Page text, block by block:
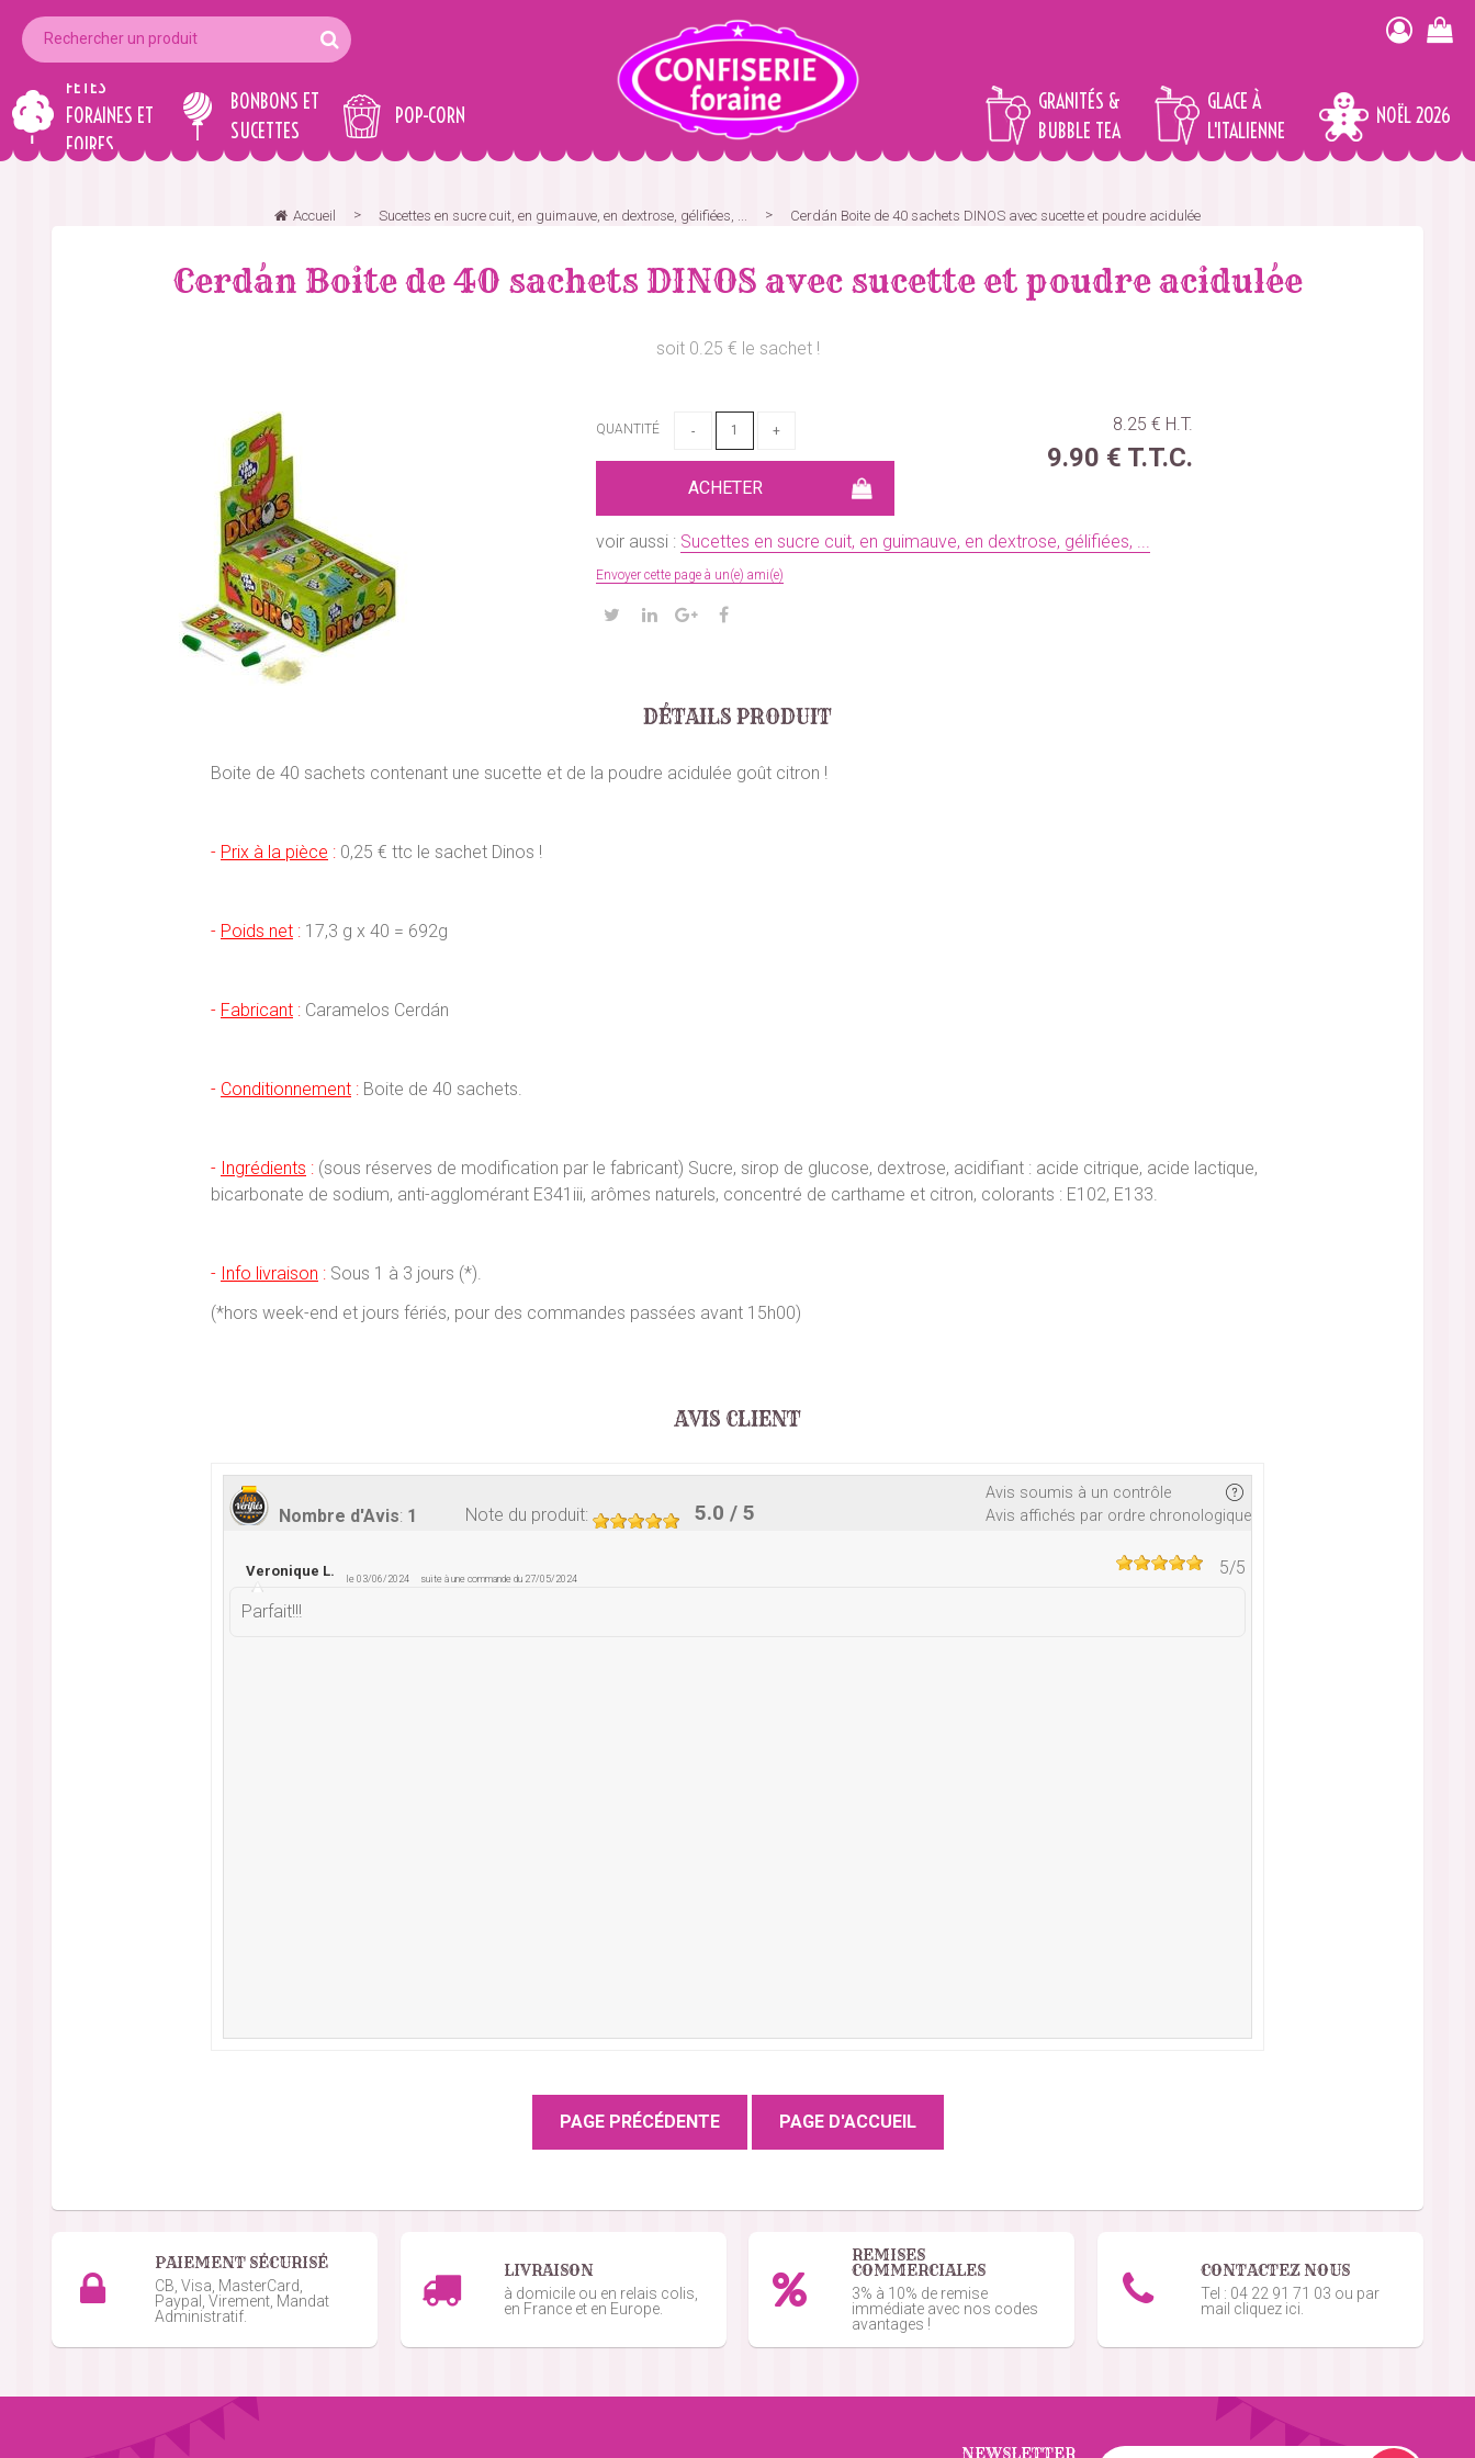
FÊTES
FORAINES ET
FOIRES
BONBONS ET
SUCETTES
POP-CORN
GRANITÉS &
BUBBLE TEA
GLACE À
L'ITALIENNE
NOËL 2026
Accueil Sucettes en sucre cuit, en guimauve, en dextrose, gélifiées, ... Cerdán Boite de 40 sachets DINOS avec sucette et poudre acidulée
Cerdán Boite de 40 sachets DINOS avec sucette et poudre acidulée
soit 0.25 € le sachet !
8 .25 € H.T.
9.90 € T.T.C.
QUANTITÉ
voir aussi : Sucettes en sucre cuit, en guimauve, en dextrose, gélifiées, ...
Envoyer cette page à un(e) ami(e)
DÉTAILS PRODUIT
Boite de 40 sachets contenant une sucette et de la poudre acidulée goût citron !
- Prix à la pièce : 0,25 € ttc le sachet Dinos !
- Poids net : 17,3 g x 40 = 692g
- Fabricant : Caramelos Cerdán
- Conditionnement : Boite de 40 sachets.
- Ingrédients : (sous réserves de modification par le fabricant) Sucre, sirop de glucose, dextrose, acidifiant : acide citrique, acide lactique,
bicarbonate de sodium, anti-agglomérant E341iii, arômes naturels, concentré de carthame et citron, colorants : E102, E133.
- Info livraison : Sous 1 à 3 jours (*).
(*hors week-end et jours fériés, pour des commandes passées avant 15h00)
AVIS CLIENT
Avis soumis à un contrôle
Avis affichés par ordre chronologique
Nombre d'Avis: 1 Note du produit: 5.0 / 5
Veronique L. le 03/06/2024 suite à une commande du 27/05/2024
5/5
Parfait!!!
PAIEMENT SÉCURISÉ
CB, Visa, MasterCard,
Paypal, Virement, Mandat
Administratif.
LIVRAISON
à domicile ou en relais colis,
en France et en Europe.
REMISES
COMMERCIALES
3% à 10% de remise
immédiate avec nos codes
avantages !
CONTACTEZ NOUS
Tel : 04 22 91 71 03 ou par
mail cliquez ici.
NEWSLETTER